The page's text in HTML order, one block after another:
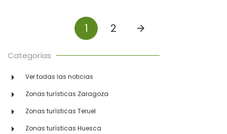
1 2
Categorías
Ver todas las noticias
Zonas turísticas Zaragoza
Zonas turísticas Teruel
Zonas turísticas Huesca